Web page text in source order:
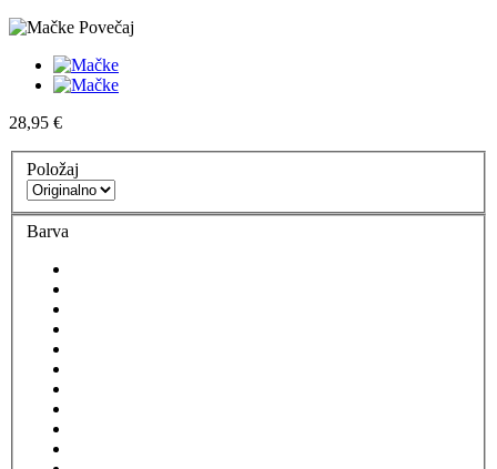
Povečaj
28,95 €
Položaj
Barva